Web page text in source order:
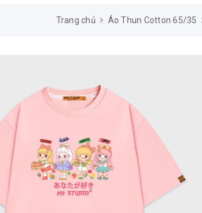
Trang chủ Áo Thun Cotton 65/35